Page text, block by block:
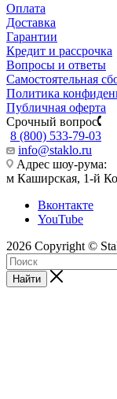
Оплата
Доставка
Гарантии
Кредит и рассрочка
Вопросы и ответы
Самостоятельная
Политика
Публичная оферта
Срочный вопрос
8 (800) 533-79-03
info@staklo.ru
Адрес шоу-рума:
м Каширская, 1-й
Вконтакте
YouTube
2026 Copyright ©
Найти